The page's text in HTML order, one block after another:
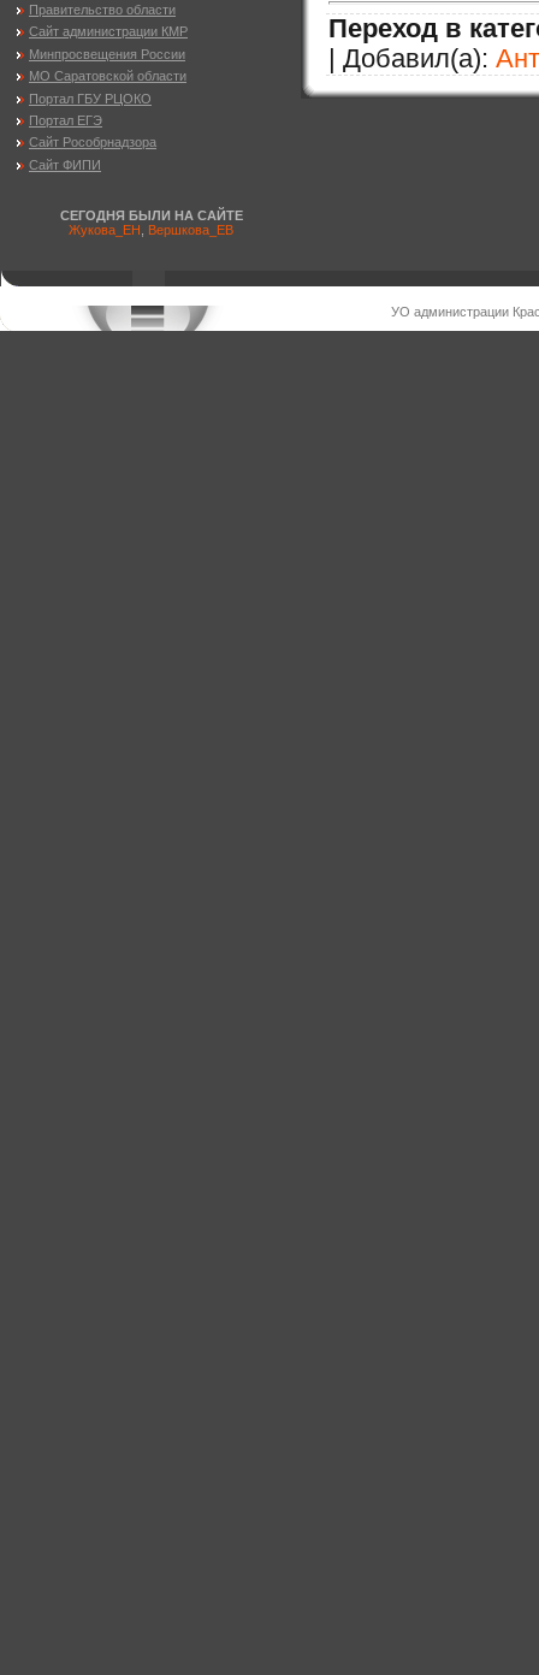
Переход в
| Добавил(а):
Правительство области
Сайт администрации КМР
Минпросвещения России
МО Саратовской области
Портал ГБУ РЦОКО
Портал ЕГЭ
Сайт Рособрнадзора
Сайт ФИПИ
СЕГОДНЯ БЫЛИ НА САЙТЕ
Жукова_ЕН
Вершкова_ЕВ
УО администрации